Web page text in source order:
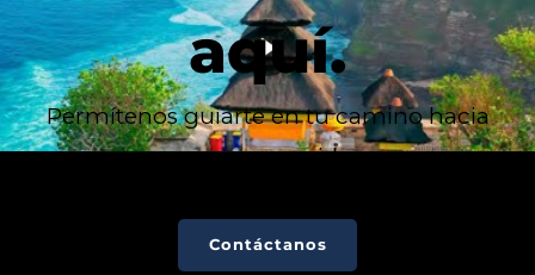
aquí.
Permítenos guiarte en tu camino hacia
una nueva vida.
Contáctanos